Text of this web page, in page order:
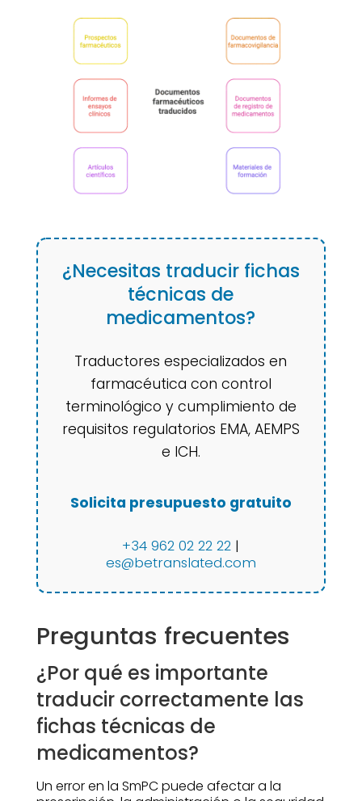
¿Necesitas traducir fichas
técnicas de
medicamentos?
Traductores especializados en
farmacéutica con control
terminológico y cumplimiento de
requisitos regulatorios EMA, AEMPS
e ICH.
Solicita presupuesto gratuito
+34 962 02 22 22 |
es@betranslated.com
Preguntas frecuentes
¿Por qué es importante
traducir correctamente las
fichas técnicas de
medicamentos?
Un error en la SmPC puede afectar a la